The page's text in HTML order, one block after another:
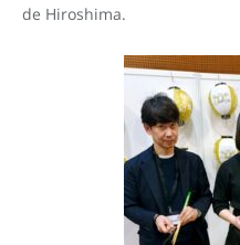
de Hiroshima.